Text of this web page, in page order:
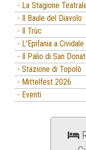
- La Stagione
- Il Baule del Diavolo
- Il Trùc
- L'Epifania a Cividale
- Il Palio di San
- Stazione di Topolò
- Mittelfest 2026
- Eventi